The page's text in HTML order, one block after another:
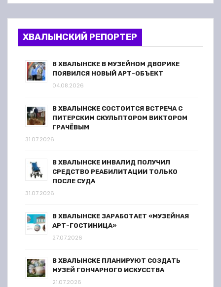
ХВАЛЫНСКИЙ РЕПОРТЕР
В ХВАЛЫНСКЕ В МУЗЕЙНОМ ДВОРИКЕ
ПОЯВИЛСЯ НОВЫЙ АРТ-ОБЪЕКТ
04.08.2026
В ХВАЛЫНСКЕ СОСТОИТСЯ ВСТРЕЧА С
ПИТЕРСКИМ СКУЛЬПТОРОМ ВИКТОРОМ
ГРАЧЁВЫМ
31.07.2026
В ХВАЛЫНСКЕ ИНВАЛИД ПОЛУЧИЛ
СРЕДСТВО РЕАБИЛИТАЦИИ ТОЛЬКО
ПОСЛЕ СУДА
31.07.2026
В ХВАЛЫНСКЕ ЗАРАБОТАЕТ «МУЗЕЙНАЯ
АРТ-ГОСТИНИЦА»
27.07.2026
В ХВАЛЫНСКЕ ПЛАНИРУЮТ СОЗДАТЬ
МУЗЕЙ ГОНЧАРНОГО ИСКУССТВА
21.07.2026